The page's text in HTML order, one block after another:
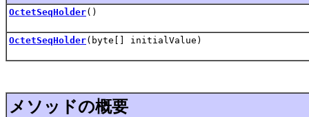
OctetSeqHolder()
OctetSeqHolder(byte[] initialValue)
メソッドの概要